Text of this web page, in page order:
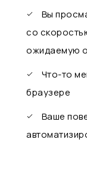
Вы
со
ожидаемую
Что-то
браузере
Ваше